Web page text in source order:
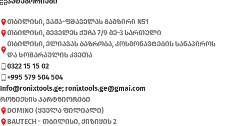
თბილისი, ვაჟა-ფშაველას გამზირი N51
თბილისი, მეველეს ქუჩა 7/9 მე-3 სართული
თბილისი, ელიავას ბაზრობა, კოსმონავტების სანაპიროს
და ხოშარაულის კვეთა
0322 15 15 02
+995 579 504 504
Info@ronixtools.ge; ronixtools.ge@gmai.com
რონიქსის პარტნიორები
DOMINO (ყველა ფილიალი)
BAUTECH - თბილისი, ქიზიყის 2